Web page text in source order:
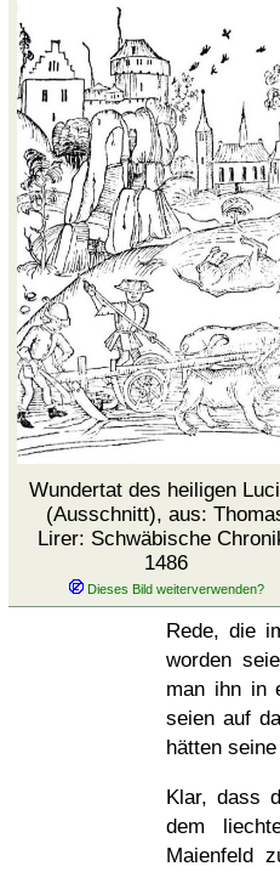
Wundertat des heiligen
(Ausschnitt), aus:
Lirer: Schwäbische
1486
Rede, die
worden
man ihn in
seien auf
hätten
Klar, dass
dem
Maienfeld